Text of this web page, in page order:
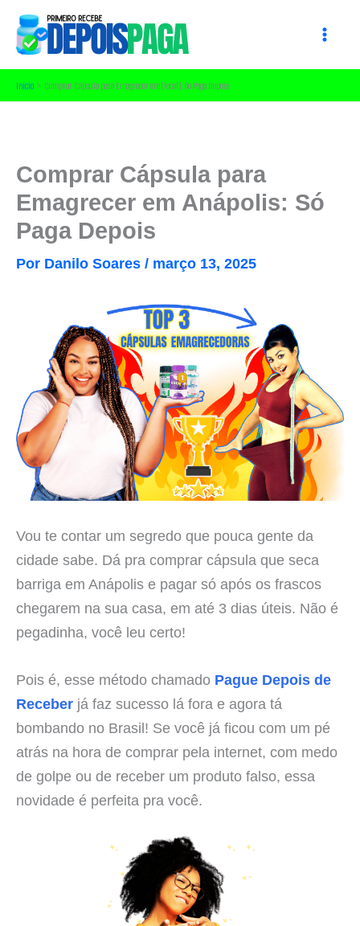
para
conteúdo
Início Comprar Cápsula para Emagrecer em [local]: Só Paga Depois
Comprar Cápsula para
Emagrecer em Anápolis: Só
Paga Depois
Por Danilo Soares / março 13, 2025
Vou te contar um segredo que pouca gente da
cidade sabe. Dá pra comprar cápsula que seca
barriga em Anápolis e pagar só após os frascos
chegarem na sua casa, em até 3 dias úteis. Não é
pegadinha, você leu certo!
Pois é, esse método chamado Pague Depois de
Receber já faz sucesso lá fora e agora tá
bombando no Brasil! Se você já ficou com um pé
atrás na hora de comprar pela internet, com medo
de golpe ou de receber um produto falso, essa
novidade é perfeita pra você.